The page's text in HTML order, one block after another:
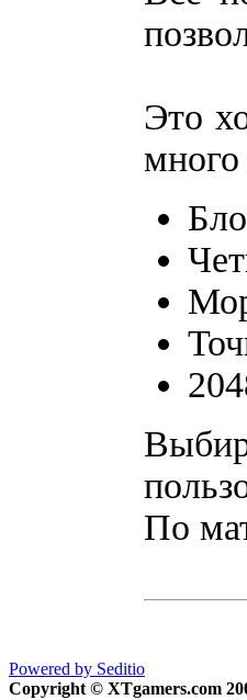
Это
По
Powered by Seditio
Copyright © XTgamers.com